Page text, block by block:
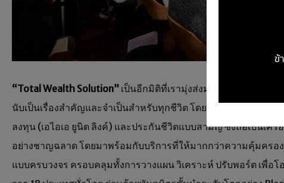
“Total Wealth Solution” เป็นอีกมิติที่เรามุ่งส่งมอบให้กับคนไทยค
นับเป็นเรื่องสำคัญและจำเป็นสำหรับทุกชีวิต โดยเอไอเอ มุ่งดูแลด้
ลงทุน (เอไอเอ ยูนิต ลิงค์) และประกันชีวิตแบบสามัญ ซึ่งถือเป็นเค
อย่างชาญฉลาด โดยมาพร้อมกับบริการที่ให้มากกว่าความคุ้มครอ
แบบครบวงจร ครอบคลุมทั้งการวางแผน วิเคราะห์ ปรับพอร์ต เพื่